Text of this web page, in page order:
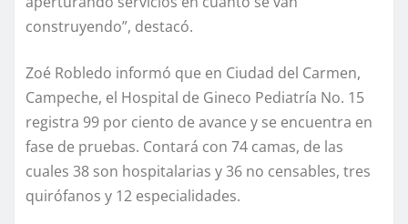
construyendo”, destacó.
Zoé Robledo informó que en Ciudad del Carmen,
Campeche, el Hospital de Gineco Pediatría No. 15
registra 99 por ciento de avance y se encuentra en
fase de pruebas. Contará con 74 camas, de las
cuales 38 son hospitalarias y 36 no censables, tres
quirófanos y 12 especialidades.